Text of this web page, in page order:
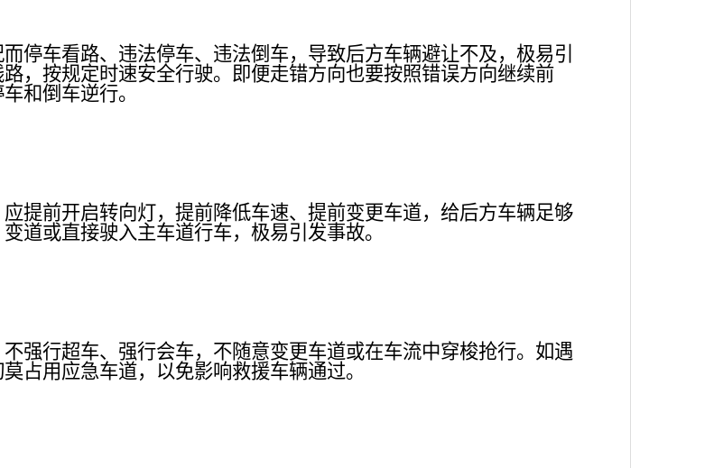
停车看路、违法停车、违法倒车，导致后方车辆避让不及，极易引
，按规定时速安全行驶。即便走错方向也要按照错误方向继续前
和倒车逆行。
提前开启转向灯，提前降低车速、提前变更车道，给后方车辆足够
道或直接驶入主车道行车，极易引发事故。
强行超车、强行会车，不随意变更车道或在车流中穿梭抢行。如遇
占用应急车道，以免影响救援车辆通过。